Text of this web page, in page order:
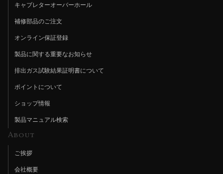
キャブレターオーバーホール
補修部品のご注文
オンライン保証登録
製品に関する重要なお知らせ
排出ガス試験結果証明書について
ポイントについて
ショップ情報
製品マニュアル検索
About
ご挨拶
会社概要